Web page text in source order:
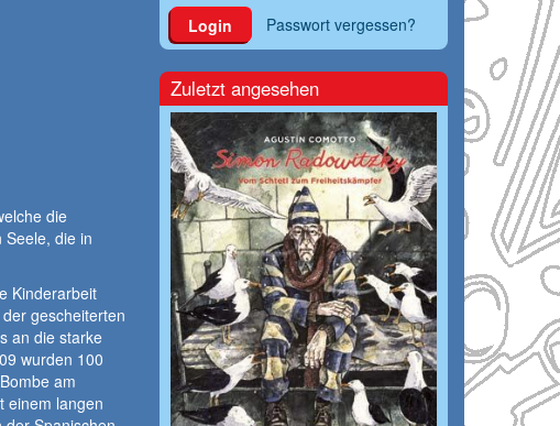
die
die in
Kinderarbeit
gescheiterten
an die starke
wurden 100
am
einem langen
Login Passwort vergessen?
Zuletzt angesehen